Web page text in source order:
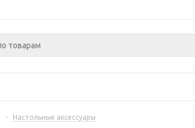
- Настольные аксессуары